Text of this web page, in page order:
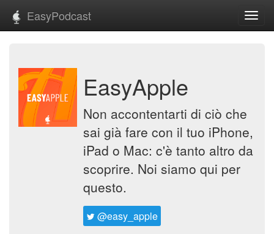
EasyPodcast
EasyApple
Non accontentarti di ciò che
sai già fare con il tuo iPhone,
iPad o Mac: c'è tanto altro da
scoprire. Noi siamo qui per
questo.
@easy_apple